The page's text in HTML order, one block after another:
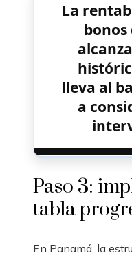
La
bonos
lleva al
a
Paso 3:
tabla
En Panamá, la